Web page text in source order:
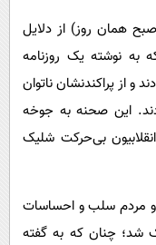
اعلام دیرهنگام حکومت نظامی (ساعت ۶ صبح همان روز) از دلایل
به نوشته یک روزنامه
و از پراکندنشان ناتوان
این صحنه به جوخه
بی‌حرکت شلیک
و مردم سلب و احساسات
چنان که به گفته